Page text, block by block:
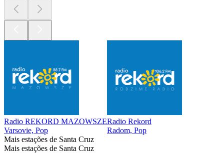
Radio REKORD MAZOWSZE
Varsovie, Pop
Radio Rekord
Radom, Pop
Mais estações de Santa Cruz
Mais estações de Santa Cruz